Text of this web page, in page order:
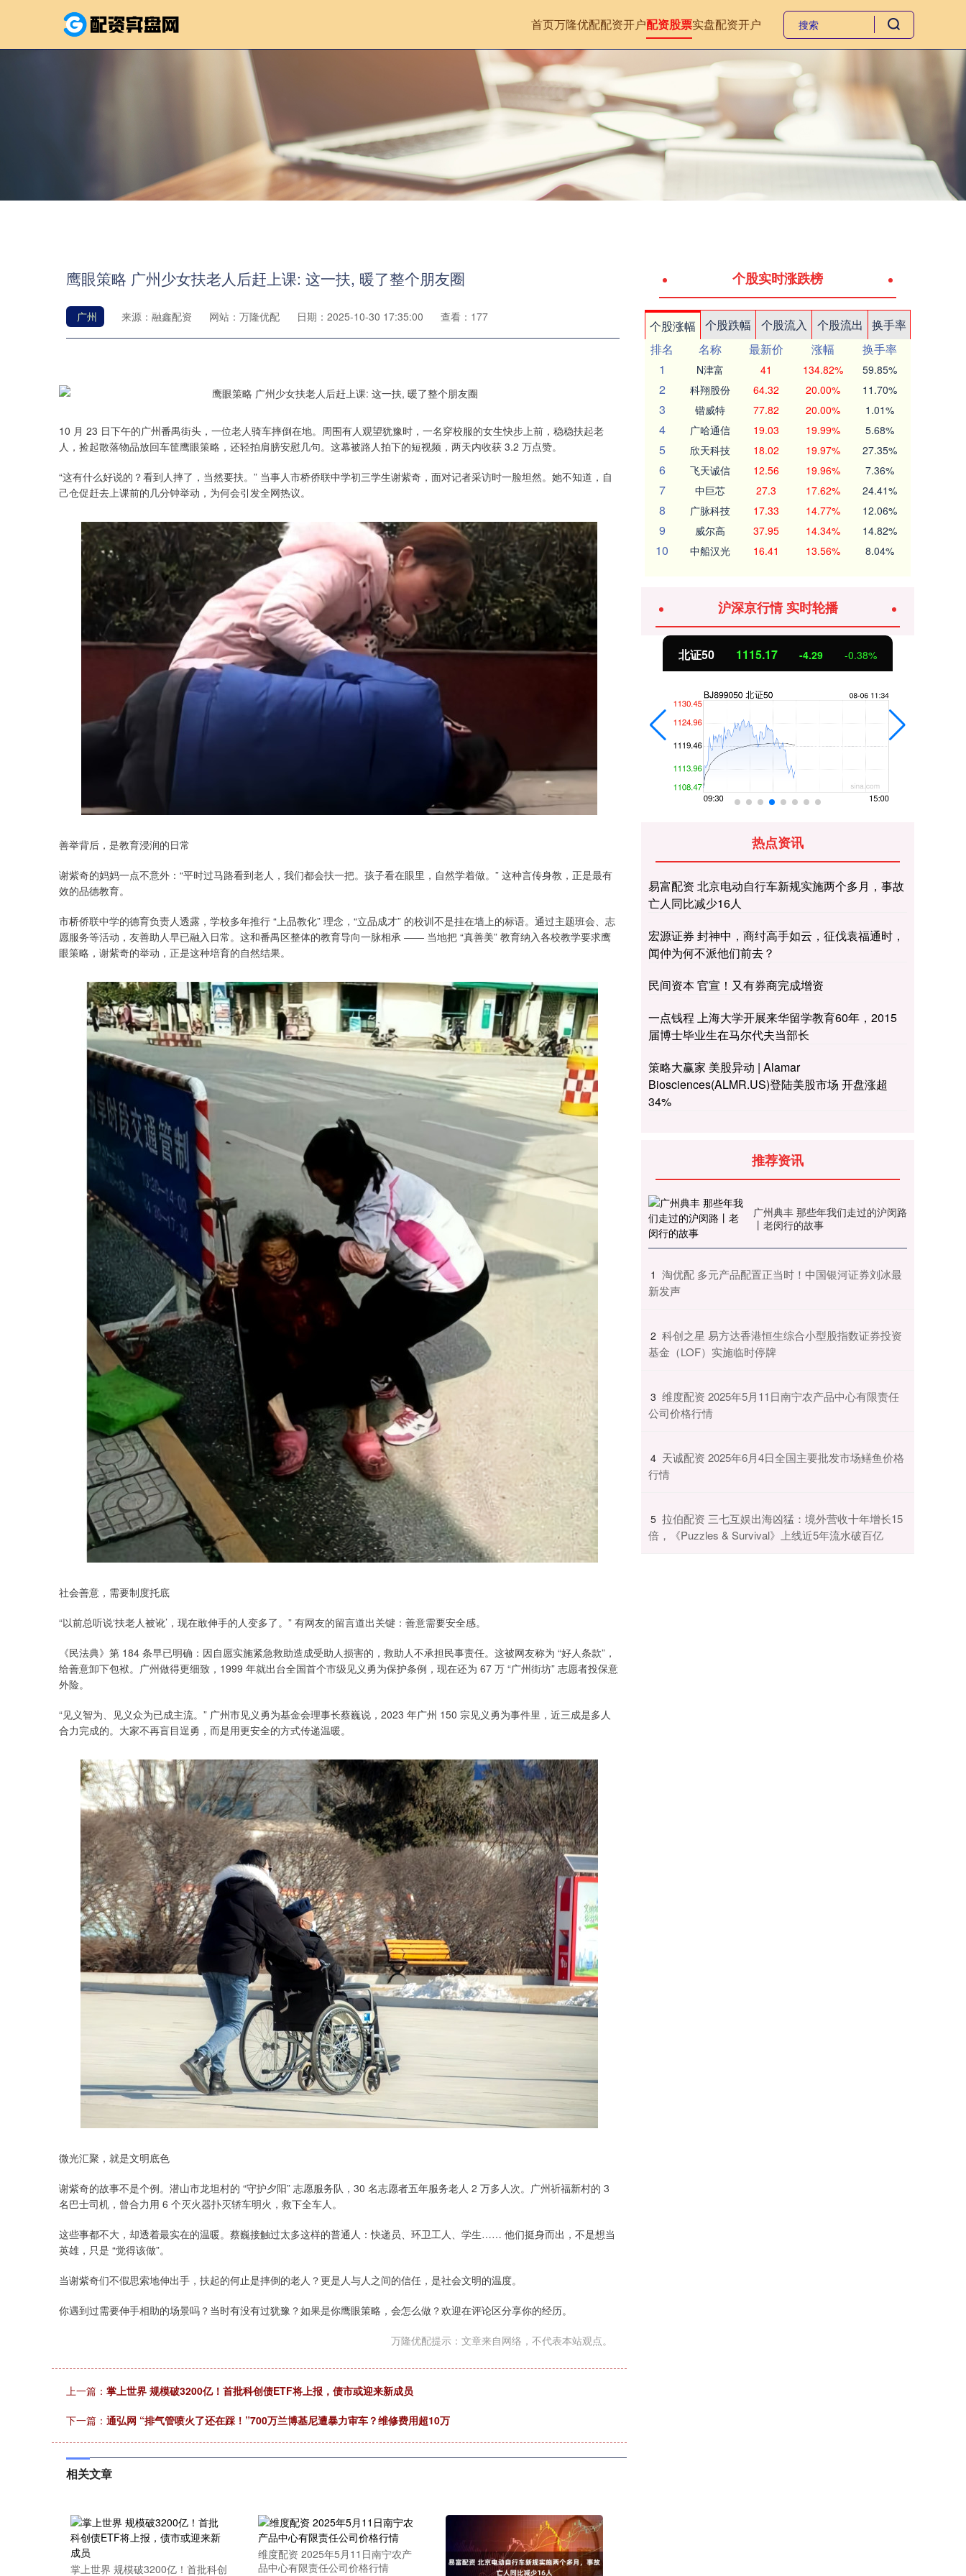
首页万隆优配配资开户配资股票实盘配资开户
鹰眼策略 广州少女扶老人后赶上课: 这一扶, 暖了整个朋友圈
广州 来源：融鑫配资 网站：万隆优配 日期：2025-10-30 17:35:00 查看：177
10 月 23 日下午的广州番禺街头，一位老人骑车摔倒在地。周围有人观望犹豫时，一名穿校服的女生快步上前，稳稳扶起老
人，捡起散落物品放回车筐鹰眼策略，还轻拍肩膀安慰几句。这幕被路人拍下的短视频，两天内收获 3.2 万点赞。
“这有什么好说的？看到人摔了，当然要扶。” 当事人市桥侨联中学初三学生谢紫奇，面对记者采访时一脸坦然。她不知道，自
己仓促赶去上课前的几分钟举动，为何会引发全网热议。
善举背后，是教育浸润的日常
谢紫奇的妈妈一点不意外：“平时过马路看到老人，我们都会扶一把。孩子看在眼里，自然学着做。” 这种言传身教，正是最有
效的品德教育。
市桥侨联中学的德育负责人透露，学校多年推行 “上品教化” 理念，“立品成才” 的校训不是挂在墙上的标语。通过主题班会、志
愿服务等活动，友善助人早已融入日常。这和番禺区整体的教育导向一脉相承 —— 当地把 “真善美” 教育纳入各校教学要求鹰
眼策略，谢紫奇的举动，正是这种培育的自然结果。
社会善意，需要制度托底
“以前总听说‘扶老人被讹’，现在敢伸手的人变多了。” 有网友的留言道出关键：善意需要安全感。
《民法典》第 184 条早已明确：因自愿实施紧急救助造成受助人损害的，救助人不承担民事责任。这被网友称为 “好人条款”，
给善意卸下包袱。广州做得更细致，1999 年就出台全国首个市级见义勇为保护条例，现在还为 67 万 “广州街坊” 志愿者投保意
外险。
“见义智为、见义众为已成主流。” 广州市见义勇为基金会理事长蔡巍说，2023 年广州 150 宗见义勇为事件里，近三成是多人
合力完成的。大家不再盲目逞勇，而是用更安全的方式传递温暖。
微光汇聚，就是文明底色
谢紫奇的故事不是个例。潜山市龙坦村的 “守护夕阳” 志愿服务队，30 名志愿者五年服务老人 2 万多人次。广州祈福新村的 3
名巴士司机，曾合力用 6 个灭火器扑灭轿车明火，救下全车人。
这些事都不大，却透着最实在的温暖。蔡巍接触过太多这样的普通人：快递员、环卫工人、学生…… 他们挺身而出，不是想当
英雄，只是 “觉得该做”。
当谢紫奇们不假思索地伸出手，扶起的何止是摔倒的老人？更是人与人之间的信任，是社会文明的温度。
你遇到过需要伸手相助的场景吗？当时有没有过犹豫？如果是你鹰眼策略，会怎么做？欢迎在评论区分享你的经历。
万隆优配提示：文章来自网络，不代表本站观点。
上一篇： 掌上世界 规模破3200亿！首批科创债ETF将上报，债市或迎来新成员
下一篇： 通弘网 “排气管喷火了还在踩！”700万兰博基尼遭暴力审车？维修费用超10万
相关文章
掌上世界 规模破3200亿！首批科创
维度配资 2025年5月11日南宁农产
品中心有限责任公司价格行情
个股实时涨跌榜
个股涨幅 个股跌幅 个股流入 个股流出
换手率
排名
名称 最新价 涨幅
换手率
1
N津富 41 134.82% 59.85%
2 科翔股份 64.32 20.00% 11.70%
3 锴威特 77.82 20.00% 1.01%
4 广哈通信 19.03 19.99% 5.68%
5 欣天科技 18.02 19.97% 27.35%
6 飞天诚信 12.56 19.96% 7.36%
7 中巨芯 27.3 17.62% 24.41%
8 广脉科技 17.33 14.77% 12.06%
9 威尔高 37.95 14.34% 14.82%
10 中船汉光 16.41 13.56% 8.04%
沪深京行情 实时轮播
深证成指 14070.78 -73.43 -0.52% 沪深300 4637.89 -20.27 -0.44% 北证50 1115.17 -4.29 -0.38%
热点资讯
易富配资 北京电动自行车新规实施两个多月，事故
亡人同比减少16人
宏源证券 封神中，商纣高手如云，征伐袁福通时，
闻仲为何不派他们前去？
民间资本 官宣！又有券商完成增资
一点钱程 上海大学开展来华留学教育60年，2015
届博士毕业生在马尔代夫当部长
策略大赢家 美股异动 | Alamar
Biosciences(ALMR.US)登陆美股市场 开盘涨超
34%
推荐资讯
广州典丰 那些年我们走过的沪闵路
丨老闵行的故事
1 ​淘优配 多元产品配置正当时！中国银河证券刘冰最
新发声
2 ​科创之星 易方达香港恒生综合小型股指数证券投资
基金（LOF）实施临时停牌
3 ​维度配资 2025年5月11日南宁农产品中心有限责任
公司价格行情
4 ​天诚配资 2025年6月4日全国主要批发市场鳝鱼价格
行情
5 ​拉伯配资 三七互娱出海凶猛：境外营收十年增长15
倍，《Puzzles & Survival》上线近5年流水破百亿